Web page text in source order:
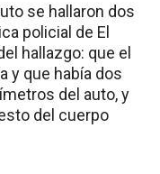
se hallaron dos
policial de El
hallazgo: que el
y que había dos
del auto, y
del cuerpo